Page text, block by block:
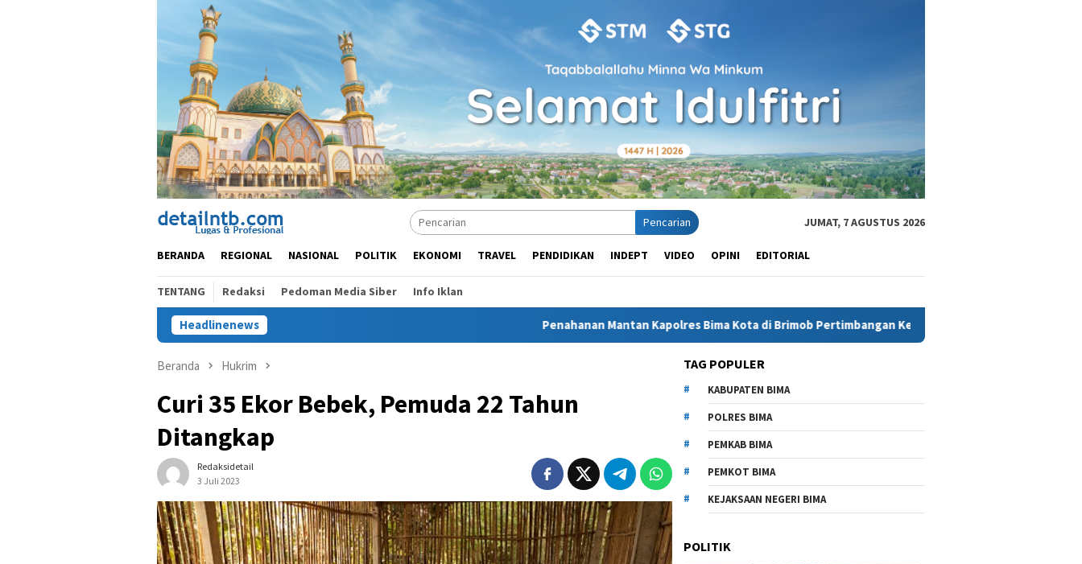
Pencarian JUMAT, 7 AGUSTUS 2026
BERANDA REGIONAL NASIONAL POLITIK EKONOMI TRAVEL PENDIDIKAN INDEPT VIDEO OPINI EDITORIAL
TENTANG Redaksi Pedoman Media Siber Info Iklan
Headlinenews Penahanan Mantan Kapolres Bima Kota di Brimob Pertimbangan Keamanan
Beranda Hukrim
Curi 35 Ekor Bebek, Pemuda 22 Tahun
Ditangkap
Redaksidetail
3 Juli 2023
TAG POPULER
KABUPATEN BIMA
POLRES BIMA
PEMKAB BIMA
PEMKOT BIMA
KEJAKSAAN NEGERI BIMA
POLITIK